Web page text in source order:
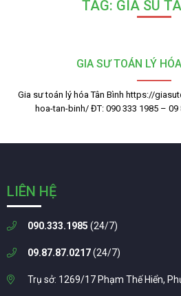
TAG: GIA SU
GIA SƯ TOÁN LÝ
Gia sư toán lý hóa Tân Bình https://
hoa-tan-binh/ ĐT: 090 333 1985 – 09
LIÊN HỆ
090.333.1985 (24/7)
09.87.87.0217(24/7)
Trụ sở: 1269/17 Phạm Thế Hiển,